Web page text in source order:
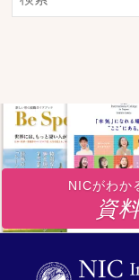
NICがわか
資